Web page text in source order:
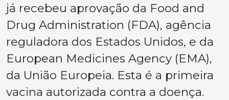
já recebeu aprovação da Food and
Drug Administration (FDA), agência
reguladora dos Estados Unidos, e da
European Medicines Agency (EMA),
da União Europeia. Esta é a primeira
vacina autorizada contra a doença.